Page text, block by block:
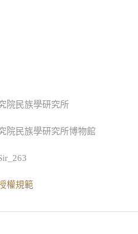
院民族學研究所
院民族學研究所博物館
權規範